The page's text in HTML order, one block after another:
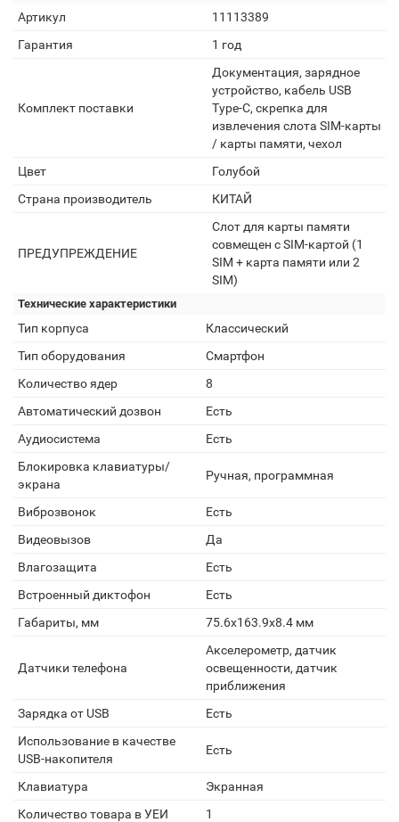
Артикул
11113389
Гарантия
1 год
Комплект поставки
Документация, зарядное
устройство, кабель USB
Type-C, скрепка для
извлечения слота SIM-карты
/ карты памяти, чехол
Цвет
Голубой
Страна производитель
КИТАЙ
ПРЕДУПРЕЖДЕНИЕ
Слот для карты памяти
совмещен с SIM-картой (1
SIM + карта памяти или 2
SIM)
Технические характеристики
Тип корпуса
Классический
Тип оборудования
Смартфон
Количество ядер
8
Автоматический дозвон
Есть
Аудиосистема
Есть
Блокировка клавиатуры/
экрана
Ручная, программная
Виброзвонок
Есть
Видеовызов
Да
Влагозащита
Есть
Встроенный диктофон
Есть
Габариты, мм
75.6x163.9x8.4 мм
Датчики телефона
Акселерометр, датчик
освещенности, датчик
приближения
Зарядка от USB
Есть
Использование в качестве
USB-накопителя
Есть
Клавиатура
Экранная
Количество товара в УЕИ
1